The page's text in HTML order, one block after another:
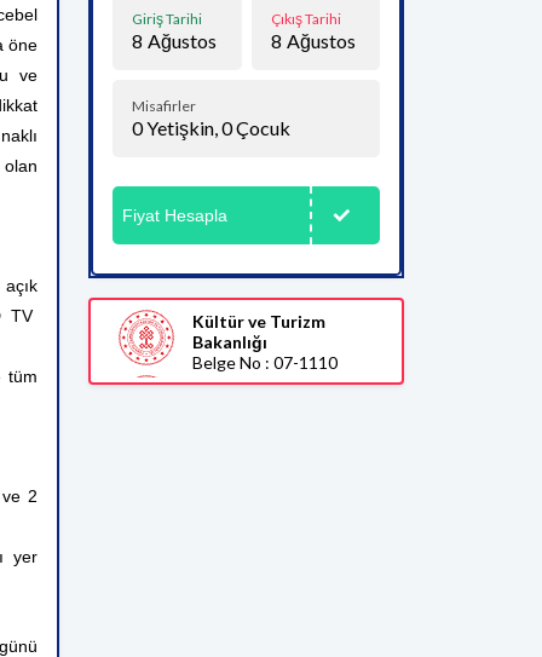
öne
ve
olan
TV
tüm
2
yer
Giriş Tarihi
8 Ağustos
Çıkış Tarihi
8 Ağustos
Misafirler
0Yetişkin,0Çocuk
Fiyat Hesapla
Kültür ve Turizm
Bakanlığı
Belge No : 07-1110